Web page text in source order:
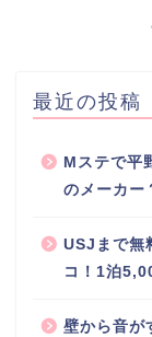
最近の投稿
Mステで平
のメーカー
USJまで無
コ！1泊
壁から音が